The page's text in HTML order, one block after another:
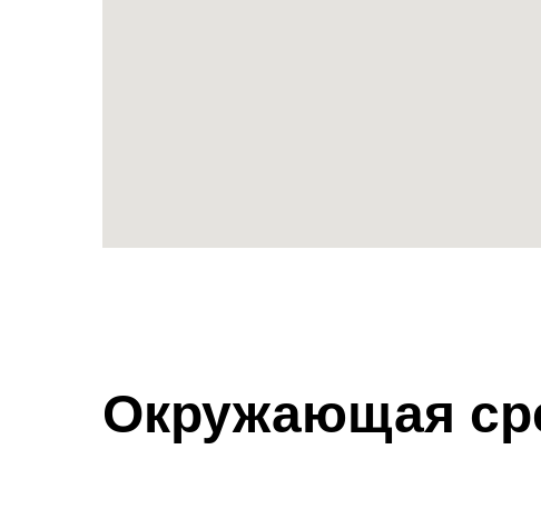
Окружающая